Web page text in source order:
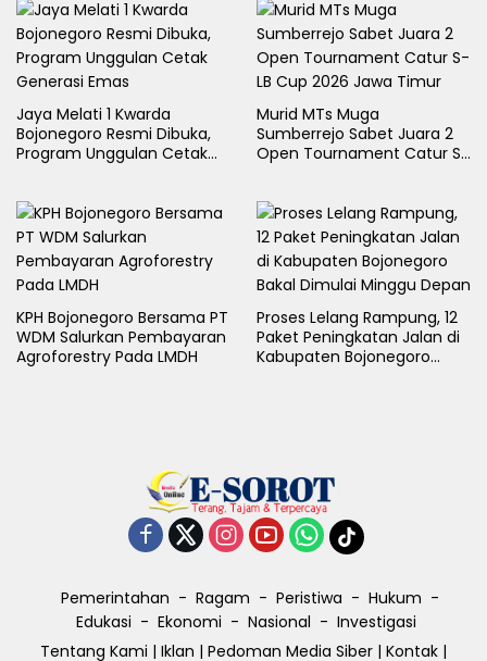
Jaya Melati 1 Kwarda
Bojonegoro Resmi Dibuka,
Program Unggulan Cetak
Murid MTs Muga
Sumberrejo Sabet Juara 2
Open Tournament Catur S-
KPH Bojonegoro Bersama PT
WDM Salurkan Pembayaran
Agroforestry Pada LMDH
Proses Lelang Rampung, 12
Paket Peningkatan Jalan di
Kabupaten Bojonegoro
Pemerintahan Ragam Peristiwa
Hukum
Edukasi
Ekonomi Nasional
Investigasi
Tentang Kami | Iklan | Pedoman Media Siber | Kontak |